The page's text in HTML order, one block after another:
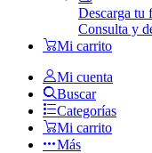
Descarga tu
Consulta y
Mi carrito
Mi cuenta
Buscar
Categorías
Mi carrito
Más